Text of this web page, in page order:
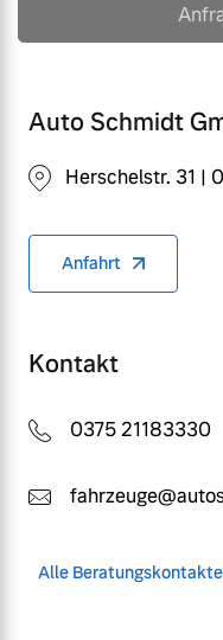
Auto Schmidt
Herschelstr. 31 |
Anfahrt
Kontakt
0375 21183330
Alle Beratungskontakte